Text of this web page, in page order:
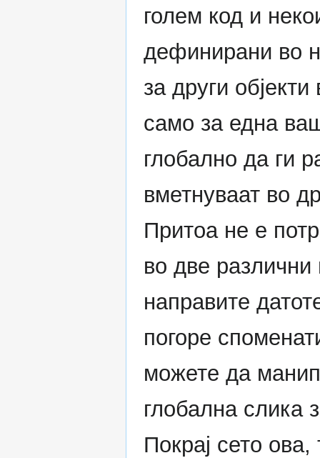
голем код и
дефинирани во
за други
само за една
глобално да ги
вметнуваат во
Притоа не е
во две
направите
погоре
можете да
глобална слика
Покрај сето